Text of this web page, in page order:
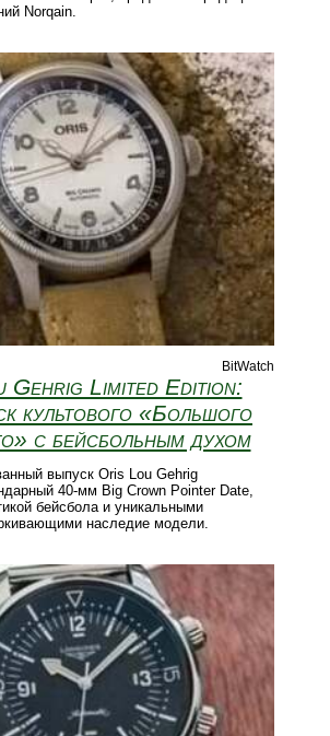
Norqain.
BitWatch
Gehrig Limited Edition:
культового «Большого
с бейсбольным духом
выпуск Oris Lou Gehrig
40‑мм Big Crown Pointer Date,
бейсбола и уникальными
наследие модели.